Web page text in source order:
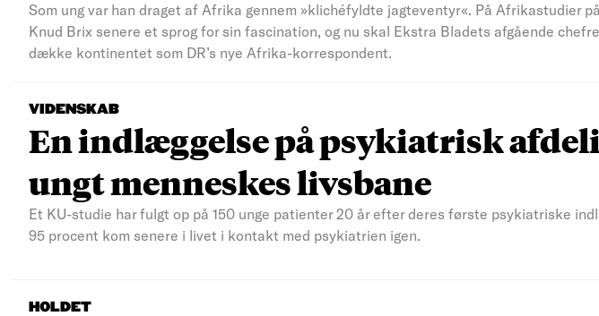
Som ung var han draget af Afrika gennem »klichéfyldte jagteventyr«. På Afrikastudier
Knud Brix senere et sprog for sin fascination, og nu skal Ekstra Bladets afgående
dække kontinentet som DR’s nye Afrika-korrespondent.
VIDENSKAB
En indlæggelse på psykiatrisk
ungt menneskes livsbane
Et KU-studie har fulgt op på 150 unge patienter 20 år efter deres første psykiatriske
95 procent kom senere i livet i kontakt med psykiatrien igen.
HOLDET